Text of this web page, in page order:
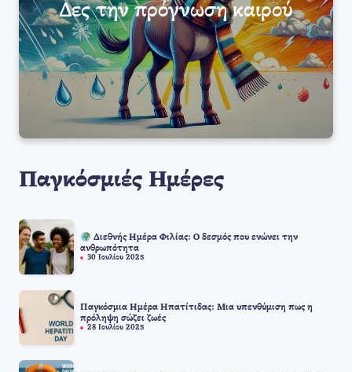
Δες την πρόγνωση καιρού
Παγκόσμιές Ημέρες
Διεθνής Ημέρα Φιλίας: Ο δεσμός που ενώνει την
ανθρωπότητα
30 Ιουλίου 2025
Παγκόσμια Ημέρα Ηπατίτιδας: Μια υπενθύμιση πως η
πρόληψη σώζει ζωές
28 Ιουλίου 2025